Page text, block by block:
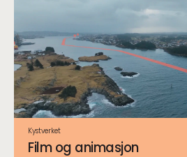
Kystverket
Film og animasjon